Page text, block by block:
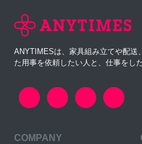
ANYTIMESは、家具組み立てや配送
た用事を依頼したい人と、仕事をし
COMPANY